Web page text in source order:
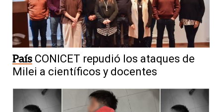
País CONICET repudió los ataques de
Milei a científicos y docentes